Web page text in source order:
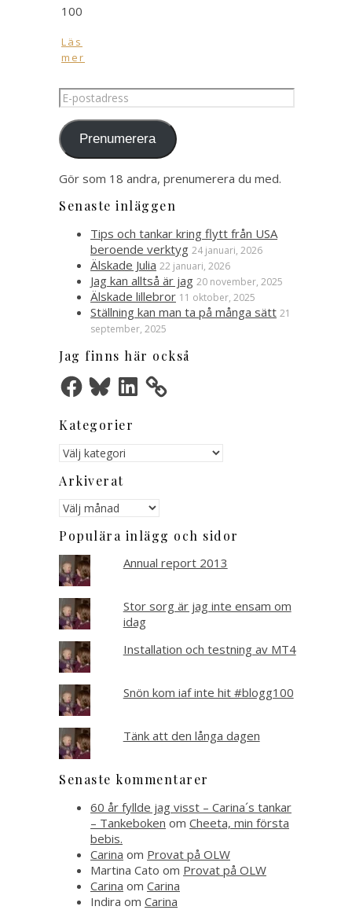
100
Läs
mer
E-
postadress
Prenumerera
Gör som 18 andra, prenumerera du med.
Senaste inläggen
Tips och tankar kring flytt från USA
beroende verktyg 24 januari, 2026
Älskade Julia 22 januari, 2026
Jag kan alltså är jag 20 november, 2025
Älskade lillebror 11 oktober, 2025
Ställning kan man ta på många sätt 21
september, 2025
Jag finns här också
FacebookBlueskyLinkedIn
Kategorier
Kategorier
Arkiverat
Arkiverat
Populära inlägg och sidor
Annual report 2013
Stor sorg är jag inte ensam om
idag
Installation och testning av MT4
Snön kom iaf inte hit #blogg100
Tänk att den långa dagen
Senaste kommentarer
60 år fyllde jag visst – Carina´s tankar
– Tankeboken om Cheeta, min första
bebis.
Carina om Provat på OLW
Martina Cato om Provat på OLW
Carina om Carina
Indira om Carina